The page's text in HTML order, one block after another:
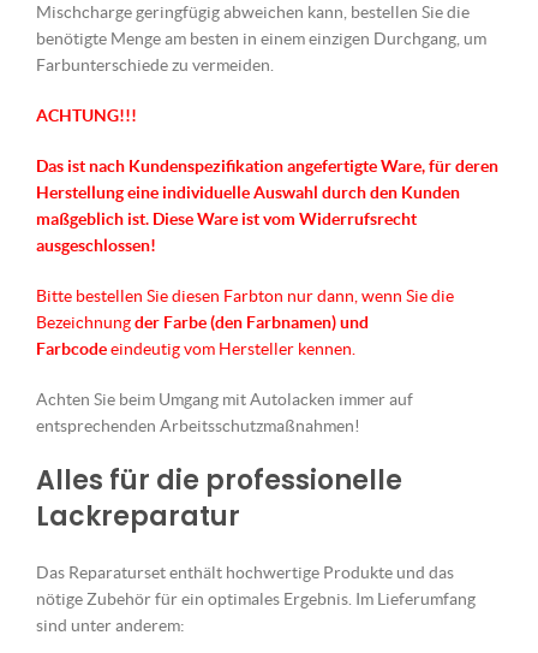
Mischcharge geringfügig abweichen kann, bestellen Sie die
benötigte Menge am besten in einem einzigen Durchgang, um
Farbunterschiede zu vermeiden.
ACHTUNG!!!
Das ist nach Kundenspezifikation angefertigte Ware, für deren
Herstellung eine individuelle Auswahl durch den Kunden
maßgeblich ist. Diese Ware ist vom Widerrufsrecht
ausgeschlossen!
Bitte bestellen Sie diesen Farbton nur dann, wenn Sie die
Bezeichnungder Farbe (den Farbnamen) und
Farbcodeeindeutig vom Hersteller kennen.
Achten Sie beim Umgang mit Autolacken immer auf
entsprechenden Arbeitsschutzmaßnahmen!
Alles für die professionelle
Lackreparatur
Das Reparaturset enthält hochwertige Produkte und das
nötige Zubehör für ein optimales Ergebnis. Im Lieferumfang
sind unter anderem: